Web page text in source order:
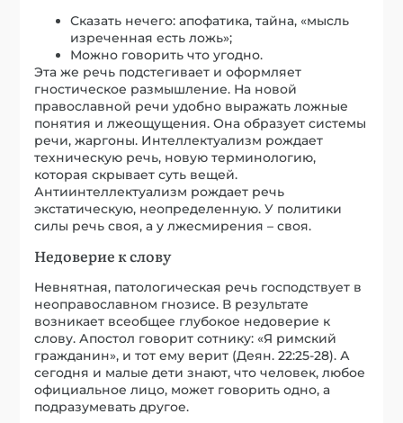
Сказать нечего: апофатика, тайна, «мысль
изреченная есть ложь»;
Можно говорить что угодно.
Эта же речь подстегивает и оформляет
гностическое размышление. На новой
православной речи удобно выражать ложные
понятия и лжеощущения. Она образует системы
речи, жаргоны. Интеллектуализм рождает
техническую речь, новую терминологию,
которая скрывает суть вещей.
Антиинтеллектуализм рождает речь
экстатическую, неопределенную. У политики
силы речь своя, а у лжесмирения – своя.
Недоверие к слову
Невнятная, патологическая речь господствует в
неоправославном гнозисе. В результате
возникает всеобщее глубокое недоверие к
слову. Апостол говорит сотнику: «Я римский
гражданин», и тот ему верит (Деян. 22:25-28). А
сегодня и малые дети знают, что человек, любое
официальное лицо, может говорить одно, а
подразумевать другое.